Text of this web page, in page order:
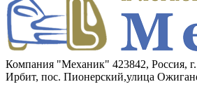
Компания "Механик" 423842, Россия,
Ирбит, пос. Пионерский,улица